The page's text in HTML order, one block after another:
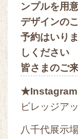
ンプルを用
デザインの
予約はいり
しください
皆さまのご
ビレッジ
八千代展